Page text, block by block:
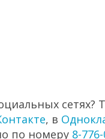
сетях?
, в
по номеру 8-